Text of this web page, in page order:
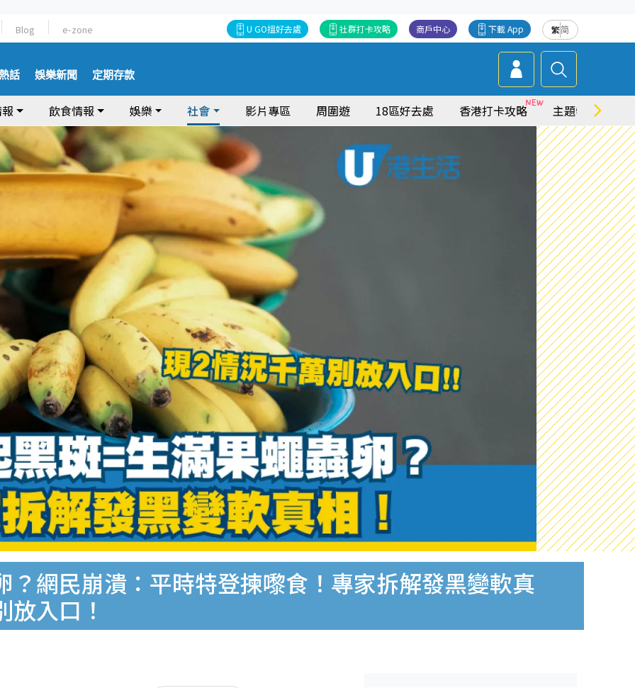
Blog e-zone 繁简
下載 App
商戶中心
社群打卡攻略
U GO搵好去處
話 娛樂新聞 定期存款
飲食情報 娛樂 社會 影片專區 周圍遊 18區好去處 香港打卡攻略 主題特集
？網民崩潰：平時特登揀嚟食！專家拆解發黑變軟真
入口！